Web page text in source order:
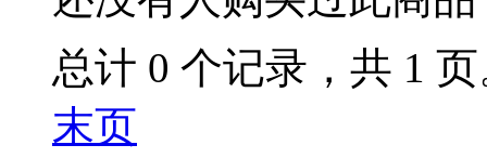
总计 0 个记录，共 1
末页